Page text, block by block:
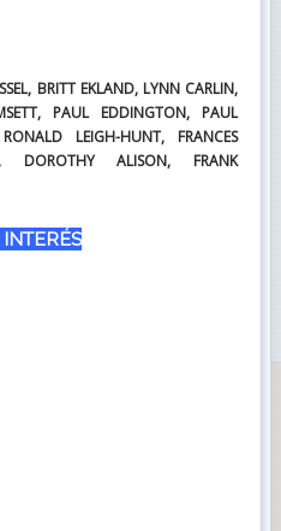
BRITT EKLAND, LYNN CARLIN,
PAUL EDDINGTON, PAUL
LEIGH-HUNT, FRANCES
DOROTHY ALISON, FRANK